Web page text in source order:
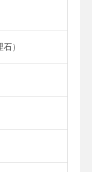
）